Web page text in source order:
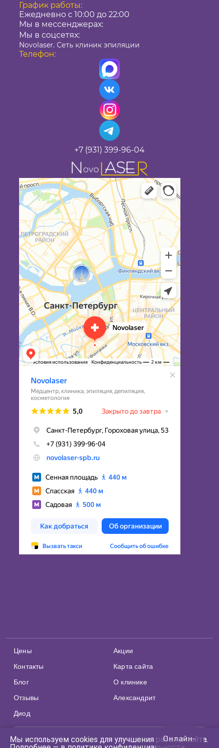
График работы:
Ежедневно с 10:00 до 22:00
Мы в мессенджерах:
Мы в соцсетях:
Novolaser. Сеть клиник эпиляции
Телефон:
+7 (931) 399-96-04
Мы используем cookies для улучшения работы сайта.
Цены
Акции
Контакты
Карта сайта
Блог
О клинике
Отзывы
Александрит
Диод
Юридическая информация
Онлайн-